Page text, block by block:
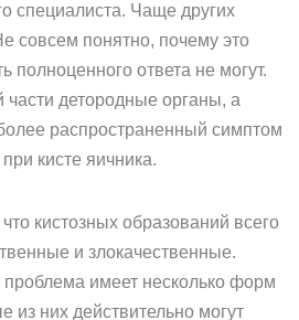
специалиста. Чаще других
совсем понятно, почему это
полноценного ответа не могут.
детородные органы, а
распространенный симптом
кисте яичника.
кистозных образований всего
и злокачественные.
имеет несколько форм
из них действительно могут